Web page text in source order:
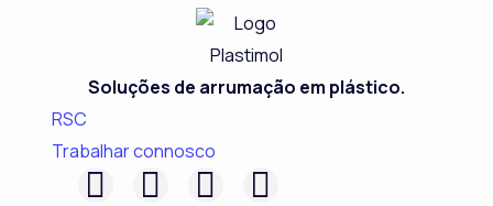
Soluções de arrumação em plástico.
RSC
Trabalhar connosco
F L I Y